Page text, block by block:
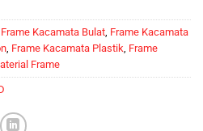
Frame Kacamata Bulat, Frame Kacamata
, Frame Kacamata Plastik, Frame
Frame